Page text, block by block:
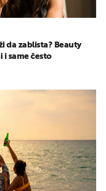
da zablista? Beauty
i same često